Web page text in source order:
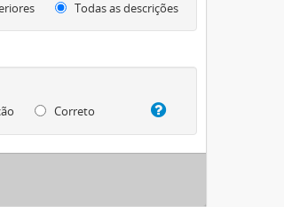
Todas as descrições
Correto